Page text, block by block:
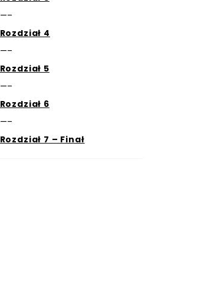
—–
Rozdział 4
—–
Rozdział 5
—–
Rozdział 6
—–
Rozdział 7 – Finał